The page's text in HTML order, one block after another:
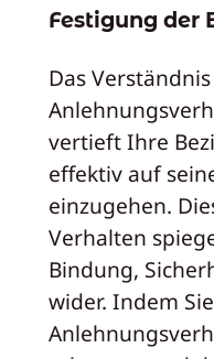
Festigung der
Das
vertieft Ihre
effektiv auf
einzugehen.
Verhalten
Bindung,
wider. Indem